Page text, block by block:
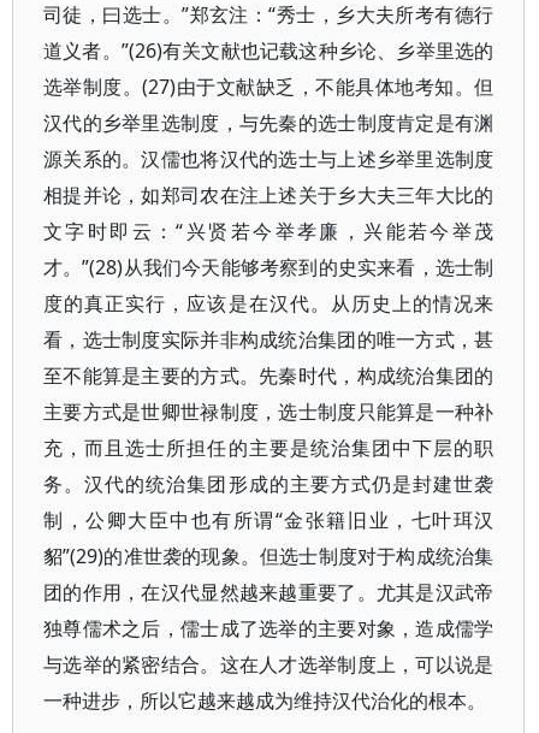
司徒，曰选士。”郑玄注：“秀士，乡大夫所考有德行
道义者。”(26)有关文献也记载这种乡论、乡举里选的
选举制度。(27)由于文献缺乏，不能具体地考知。但
汉代的乡举里选制度，与先秦的选士制度肯定是有渊
源关系的。汉儒也将汉代的选士与上述乡举里选制度
相提并论，如郑司农在注上述关于乡大夫三年大比的
文字时即云：“兴贤若今举孝廉，兴能若今举茂
才。”(28)从我们今天能够考察到的史实来看，选士制
度的真正实行，应该是在汉代。从历史上的情况来
看，选士制度实际并非构成统治集团的唯一方式，甚
至不能算是主要的方式。先秦时代，构成统治集团的
主要方式是世卿世禄制度，选士制度只能算是一种补
充，而且选士所担任的主要是统治集团中下层的职
务。汉代的统治集团形成的主要方式仍是封建世袭
制，公卿大臣中也有所谓“金张籍旧业，七叶珥汉
貂”(29)的准世袭的现象。但选士制度对于构成统治集
团的作用，在汉代显然越来越重要了。尤其是汉武帝
独尊儒术之后，儒士成了选举的主要对象，造成儒学
与选举的紧密结合。这在人才选举制度上，可以说是
一种进步，所以它越来越成为维持汉代治化的根本。